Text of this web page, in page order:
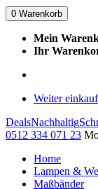
0 Warenkorb
Mein
Ihr
Weiter
DealsNachhaltig
0512 334 071 23
Home
Lampen &
Maßbänder